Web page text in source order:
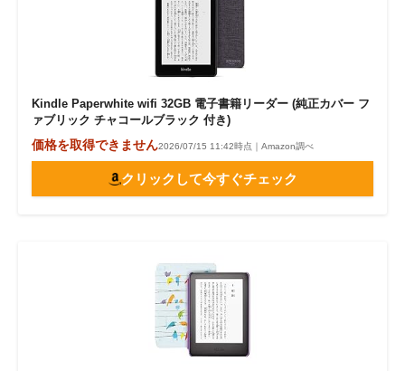
Kindle Paperwhite wifi 32GB 電子書籍リーダー (純正カバー フ
ァブリック チャコールブラック 付き)
価格を取得できません2026/07/15 11:42時点｜Amazon調べ
クリックして今すぐチェック